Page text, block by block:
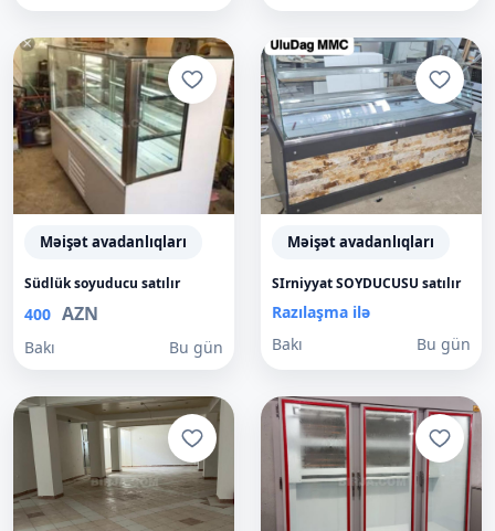
Məişət avadanlıqları
Südlük soyuducu satılır
400 AZN
Bakı Bu gün
Məişət avadanlıqları
SIrniyyat SOYDUCUSU satılır
Razılaşma ilə
Bakı
Bu gün